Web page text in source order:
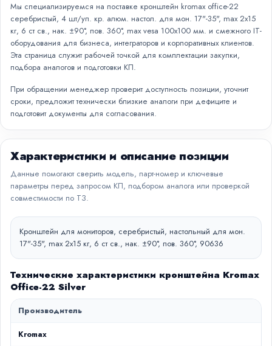
Мы специализируемся на поставке кронштейн kromax office-22
серебристый, 4 шт/уп. кр. алюм. настол. для мон. 17"-35", max 2x15
кг, 6 ст св., нак. ±90°, пов. 360°, max vesa 100x100 мм. и смежного IT-
оборудования для бизнеса, интеграторов и корпоративных клиентов.
Эта страница служит рабочей точкой для комплектации закупки,
подбора аналогов и подготовки КП.
При обращении менеджер проверит доступность позиции, уточнит
сроки, предложит технически близкие аналоги при дефиците и
подготовит документы для согласования.
Характеристики и описание позиции
Данные помогают сверить модель, парт-номер и ключевые
параметры перед запросом КП, подбором аналога или проверкой
совместимости по ТЗ.
Кронштейн для мониторов, серебристый, настольный для мон.
17"-35", max 2x15 кг, 6 ст св., нак. ±90°, пов. 360°, 90636
Технические характеристики кронштейна Kromax
Office-22 Silver
Производитель
Kromax